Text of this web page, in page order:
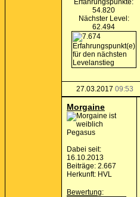
Erfahrungspunkte:
54.820
Nächster Level:
62.494
27.03.2017 09:53
Morgaine
Pegasus
Dabei seit:
16.10.2013
Beiträge: 2.667
Herkunft: HVL
Bewertung: